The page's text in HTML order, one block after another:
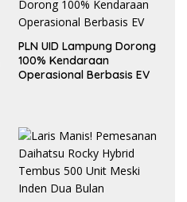
PLN UID Lampung Dorong
100% Kendaraan
Operasional Berbasis EV